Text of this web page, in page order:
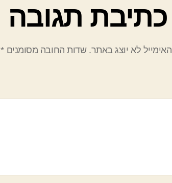
כתיבת תגובה
האימייל לא יוצג באתר. שדות החובה מסומנים*